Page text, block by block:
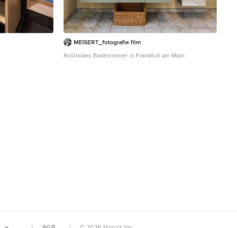
MEISERT_fotografie.film
Rustikales Badezimmer in Frankfurt am Main